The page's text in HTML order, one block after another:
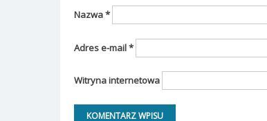
Nazwa*
Adres e-mail*
Witryna internetowa